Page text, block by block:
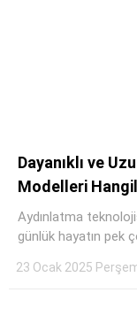
Dayanıklı ve
Modelleri
Aydınlatma
günlük hayatın pek
23 Ocak 2025